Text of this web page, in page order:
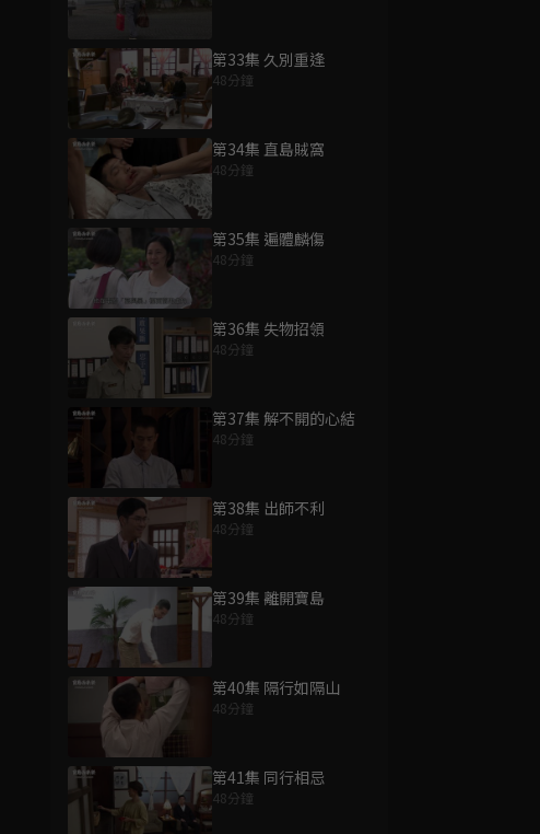
第33集 久別重逢
48分鐘
第34集 直島賊窩
48分鐘
第35集 遍體麟傷
48分鐘
第36集 失物招領
48分鐘
第37集 解不開的心結
48分鐘
第38集 出師不利
48分鐘
第39集 離開寶島
48分鐘
第40集 隔行如隔山
48分鐘
第41集 同行相忌
48分鐘